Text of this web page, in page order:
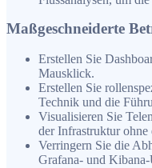
Maßgeschneiderte
Erstellen Sie
Mausklick.
Erstellen Sie
Technik und die
Visualisieren Sie
der Infrastruktur ohne
Verringern Sie die
Grafana- und